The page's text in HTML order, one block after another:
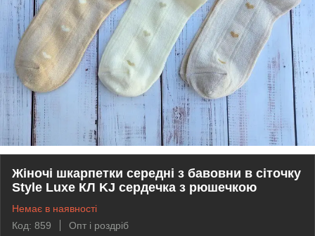
Жіночі шкарпетки середні з бавовни в сіточку
Style Luxe КЛ KJ сердечка з рюшечкою
Немає в наявності
Код: 859
Опт і роздріб